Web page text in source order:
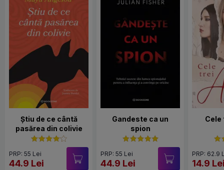
Știu de ce cântă
pasărea din colivie
PRP: 55 Lei
44.9 Lei
Gandeste ca un
spion
PRP: 55 Lei
44.9 Lei
Cele
PRP: 62.9
14.9